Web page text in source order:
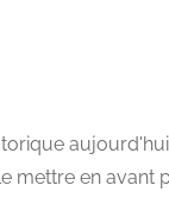
mettre en avant